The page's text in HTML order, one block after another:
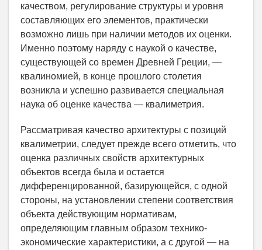
качеством, регулирование структуры и уровня
составляющих его элементов, практически
возможно лишь при наличии методов их оценки.
Именно поэтому наряду с наукой о качестве,
существующей со времен Древней Греции, —
квалиномией, в конце прошлого столетия
возникла и успешно развивается специальная
наука об оценке качества — квалиметрия.
Рассматривая качество архитектуры с позиций
квалиметрии, следует прежде всего отметить, что
оценка различных свойств архитектурных
объектов всегда была и остается
дифференцированной, базирующейся, с одной
стороны, на установлении степени соответствия
объекта действующим нормативам,
определяющим главным образом технико-
экономические характеристики, а с другой — на